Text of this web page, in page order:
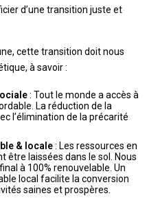
d’une transition juste et
cette transition doit nous
à savoir :
: Tout le monde a accès à
La réduction de la
l’élimination de la précarité
& locale: Les ressources en
être laissées dans le sol. Nous
à 100% renouvelable. Un
local facilite la conversion
saines et prospères.